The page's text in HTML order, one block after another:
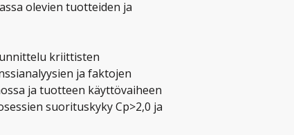
olevien tuotteiden ja
kriittisten
ja faktojen
ja tuotteen käyttövaiheen
suorituskyky Cp>2,0 ja